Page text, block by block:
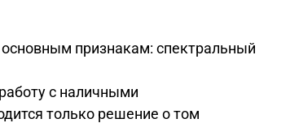
признакам: спектральный
с наличными
только решение о том